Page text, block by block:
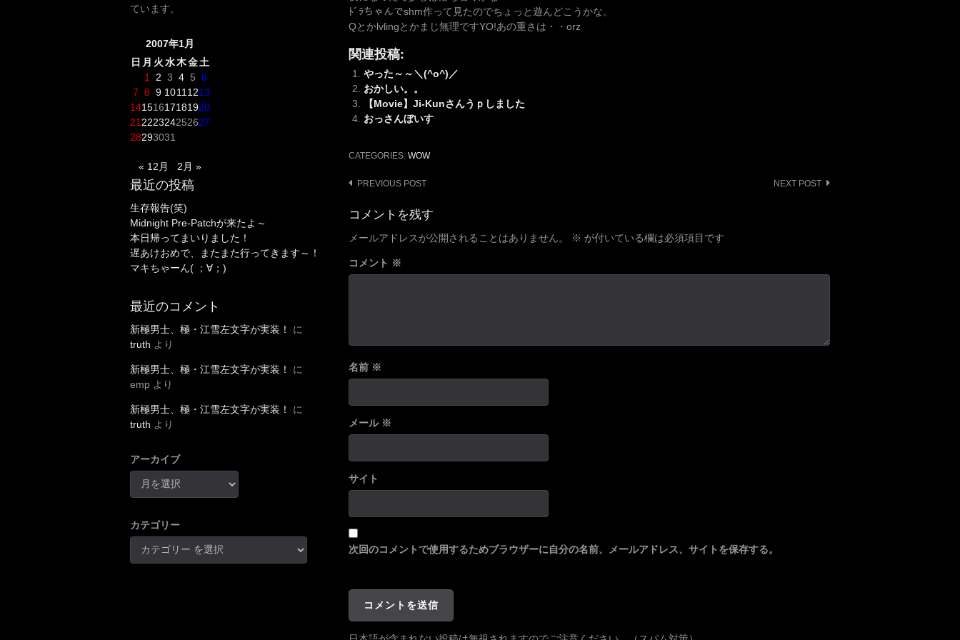
ﾄﾞﾗちゃんでshm作って見たのでちょっと遊んどこうかな。
Qとかlvlingとかまじ無理ですYO!あの重さは・・orz
関連投稿:
やった～～＼(^o^)／
おかしい。。
【Movie】Ji-Kunさんうｐしました
おっさんぼいす
CATEGORIES: WOW
Post
navigation
PREVIOUS POST NEXT POST
コメントを残す
メールアドレスが公開されることはありません。 ※ が付いている欄は必須項目です
コメント ※
名前 ※
メール ※
サイト
次回のコメントで使用するためブラウザーに自分の名前、メールアドレス、サイトを保存する。
ています。
2007年1月
日 月 火水木金土
1
2 3 4 5 6
7 8 9 1011 1213
14151617181920
21 222324252627
28293031
« 12月 2月 »
最近の投稿
生存報告(笑)
Midnight Pre-Patchが来たよ～
本日帰ってまいりました！
遅あけおめで、またまた行ってきます～！
マキちゃーん( ；∀；)
最近のコメント
新極男士、極・江雪左文字が実装！
に
truth より
新極男士、極・江雪左文字が実装！
に
emp より
新極男士、極・江雪左文字が実装！
に
truth より
アーカイブ
カテゴリー